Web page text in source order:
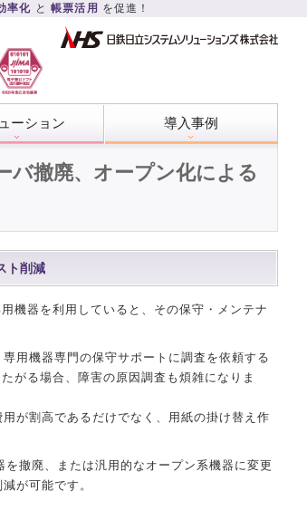
率化 と帳票活用 を促進！
ーション 導入事例
バ撤廃、オープン化による
ト削減
機器を利用していると、その保守・メンテナ
用機器専門の保守サポートに調査を依頼する
がる場合、障害の原因調査も煩雑になりま
が割高であるだけでなく、用紙の掛け替え作
撤廃、または汎用的なオープン系機器に変更
が可能です。